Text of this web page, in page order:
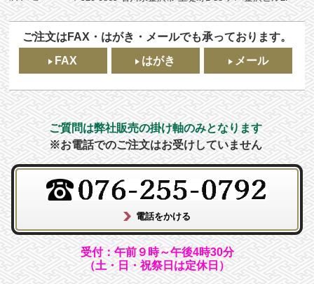
ご注文はFAX・はがき・メールでも承っております。
FAX
はがき メール
ご質問は弊社販売の掛け軸のみとなります
※お電話でのご注文はお受けしていません
受付：午前９時～午後4時30分
（土・日・祝祭日は定休日）